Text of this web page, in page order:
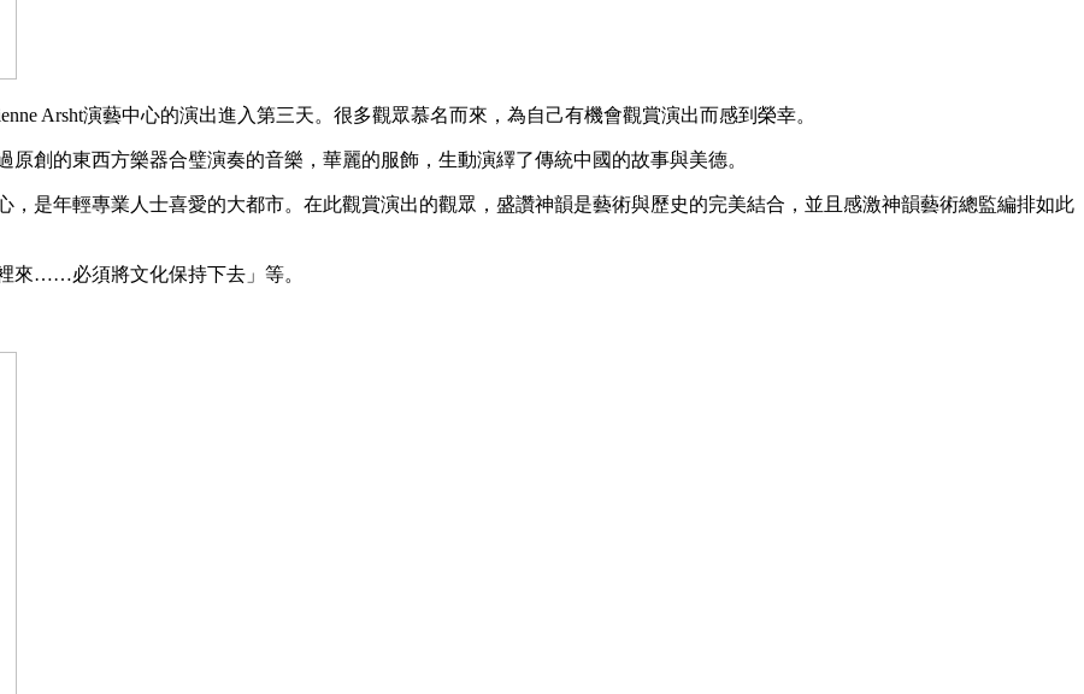
Arsht演藝中心的演出進入第三天。很多觀眾慕名而來，為自己有機會觀賞演出而感到榮幸。
創的東西方樂器合璧演奏的音樂，華麗的服飾，生動演繹了傳統中國的故事與美德。
是年輕專業人士喜愛的大都市。在此觀賞演出的觀眾，盛讚神韻是藝術與歷史的完美結合，並且感激神韻藝術總監編排如此
來……必須將文化保持下去」等。